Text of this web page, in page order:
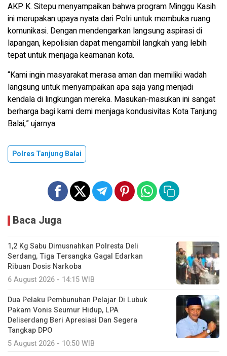
AKP K. Sitepu menyampaikan bahwa program Minggu Kasih
ini merupakan upaya nyata dari Polri untuk membuka ruang
komunikasi. Dengan mendengarkan langsung aspirasi di
lapangan, kepolisian dapat mengambil langkah yang lebih
tepat untuk menjaga keamanan kota.
“Kami ingin masyarakat merasa aman dan memiliki wadah
langsung untuk menyampaikan apa saja yang menjadi
kendala di lingkungan mereka. Masukan-masukan ini sangat
berharga bagi kami demi menjaga kondusivitas Kota Tanjung
Balai,” ujarnya.
Polres Tanjung Balai
Baca Juga
1,2 Kg Sabu Dimusnahkan Polresta Deli
Serdang, Tiga Tersangka Gagal Edarkan
Ribuan Dosis Narkoba
6 August 2026 - 14:15 WIB
Dua Pelaku Pembunuhan Pelajar Di Lubuk
Pakam Vonis Seumur Hidup, LPA
Deliserdang Beri Apresiasi Dan Segera
Tangkap DPO
5 August 2026 - 10:50 WIB